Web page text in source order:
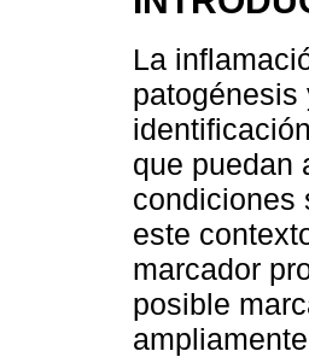
La
patogénesis
que puedan
condiciones
este
marcador
posible